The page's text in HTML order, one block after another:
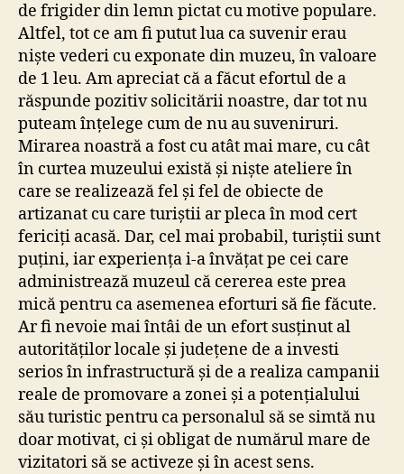
de frigider din lemn pictat cu motive populare.
Altfel, tot ce am fi putut lua ca suvenir erau
niște vederi cu exponate din muzeu, în valoare
de 1 leu. Am apreciat că a făcut efortul de a
răspunde pozitiv solicitării noastre, dar tot nu
puteam înțelege cum de nu au suveniruri.
Mirarea noastră a fost cu atât mai mare, cu cât
în curtea muzeului există și niște ateliere în
care se realizează fel și fel de obiecte de
artizanat cu care turiștii ar pleca în mod cert
fericiți acasă. Dar, cel mai probabil, turiștii sunt
puțini, iar experiența i-a învățat pe cei care
administrează muzeul că cererea este prea
mică pentru ca asemenea eforturi să fie făcute.
Ar fi nevoie mai întâi de un efort susținut al
autorităților locale și județene de a investi
serios în infrastructură și de a realiza campanii
reale de promovare a zonei și a potențialului
său turistic pentru ca personalul să se simtă nu
doar motivat, ci și obligat de numărul mare de
vizitatori să se activeze și în acest sens.